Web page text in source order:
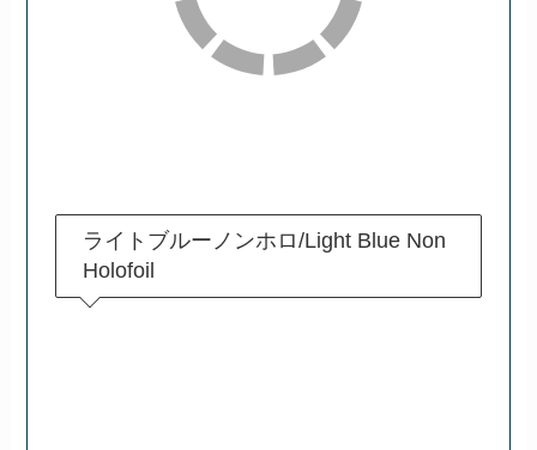
ライトブルーノンホロ/Light Blue Non
Holofoil